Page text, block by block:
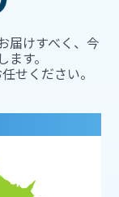
届けすべく、今
す。
せください。